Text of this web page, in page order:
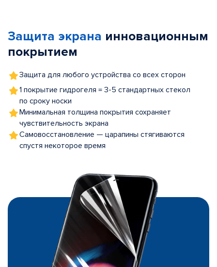
5
Защита экрана инновационным
покрытием
Защита для любого устройства со всех сторон
1 покрытие гидрогеля = 3-5 стандартных стекол
по сроку носки
Минимальная толщина покрытия сохраняет
чувствительность экрана
Самовосстановление — царапины стягиваются
спустя некоторое время